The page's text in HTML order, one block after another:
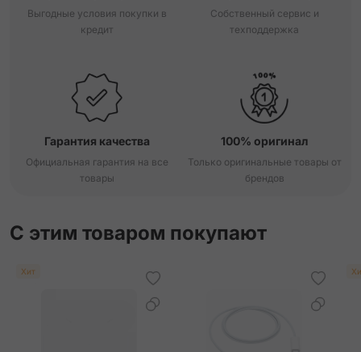
Orange Field Double Tour Hapi Strap
Orange Single Tour Attelage Strap
Orange Single Tour Deployment Buckle Kilim Strap
Rouge Grenat/Vermillon Single Tour Twill Jump Attelage
Strap
Rouge Radieux Single Tour Strap
Sun Single Tour Attelage Strap
Выгодные условия покупки в
кредит
Собственный сервис и
техподдержка
Гарантия качества
Официальная гарантия на все
товары
100% оригинал
Только оригинальные товары от
брендов
С этим товаром покупают
Хит